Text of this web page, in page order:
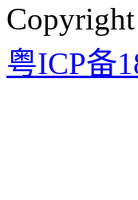
粤ICP备